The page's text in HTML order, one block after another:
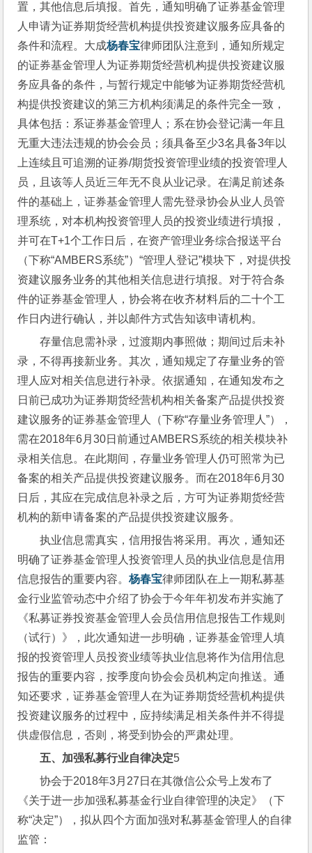
置，其他信息后填报。首先，通知明确了证券基金管理
人申请为证券期货经营机构提供投资建议服务应具备的
条件和流程。大成杨春宝律师团队注意到，通知所规定
的证券基金管理人为证券期货经营机构提供投资建议服
务应具备的条件，与暂行规定中能够为证券期货经营机
构提供投资建议的第三方机构须满足的条件完全一致，
具体包括：系证券基金管理人；系在协会登记满一年且
无重大违法违规的协会会员；须具备至少3名具备3年以
上连续且可追溯的证券/期货投资管理业绩的投资管理人
员，且该等人员近三年无不良从业记录。在满足前述条
件的基础上，证券基金管理人需先登录协会从业人员管
理系统，对本机构投资管理人员的投资业绩进行填报，
并可在T+1个工作日后，在资产管理业务综合报送平台
（下称“AMBERS系统”）“管理人登记”模块下，对提供投
资建议服务业务的其他相关信息进行填报。对于符合条
件的证券基金管理人，协会将在收齐材料后的二十个工
作日内进行确认，并以邮件方式告知该申请机构。
存量信息需补录，过渡期内事照做；期间过后未补
录，不得再接新业务。其次，通知规定了存量业务的管
理人应对相关信息进行补录。依据通知，在通知发布之
日前已成功为证券期货经营机构相关备案产品提供投资
建议服务的证券基金管理人（下称“存量业务管理人”），
需在2018年6月30日前通过AMBERS系统的相关模块补
录相关信息。在此期间，存量业务管理人仍可照常为已
备案的相关产品提供投资建议服务。而在2018年6月30
日后，其应在完成信息补录之后，方可为证券期货经营
机构的新申请备案的产品提供投资建议服务。
执业信息需真实，信用报告将采用。再次，通知还
明确了证券基金管理人投资管理人员的执业信息是信用
信息报告的重要内容。杨春宝律师团队在上一期私募基
金行业监管动态中介绍了协会于今年年初发布并实施了
《私募证券投资基金管理人会员信用信息报告工作规则
（试行）》，此次通知进一步明确，证券基金管理人填
报的投资管理人员投资业绩等执业信息将作为信用信息
报告的重要内容，按季度向协会会员机构定向推送。通
知还要求，证券基金管理人在为证券期货经营机构提供
投资建议服务的过程中，应持续满足相关条件并不得提
供虚假信息，否则，将受到协会的严肃处理。
五、加强私募行业自律决定5
协会于2018年3月27日在其微信公众号上发布了
《关于进一步加强私募基金行业自律管理的决定》（下
称“决定”），拟从四个方面加强对私募基金管理人的自律
监管：